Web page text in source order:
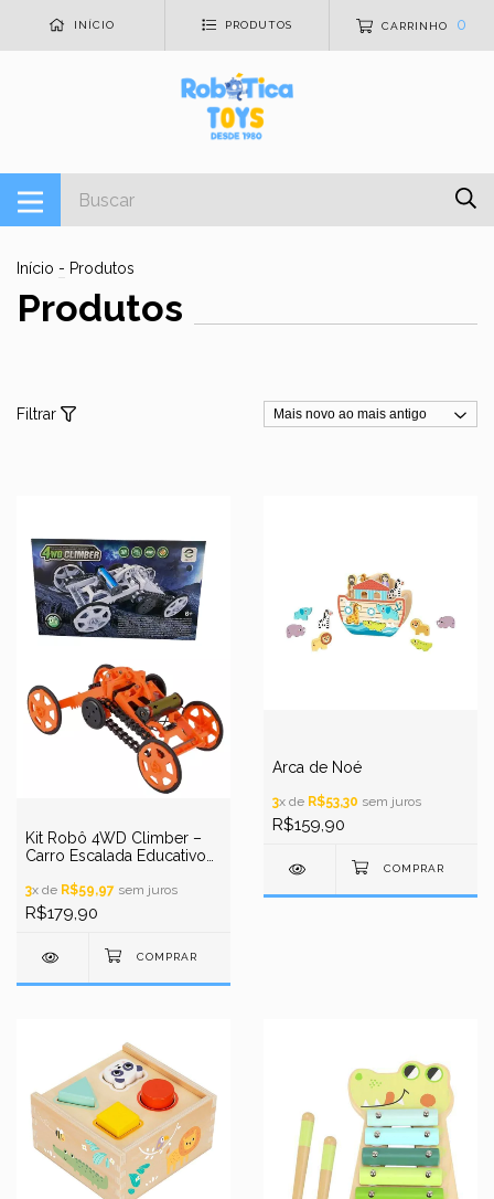
INÍCIO PRODUTOS CARRINHO 0
Início - Produtos
Produtos
Filtrar
Kit Robô 4WD Climber –
Carro Escalada Educativo
3x de R$59,97 sem juros
R$179,90
Arca de Noé
3x de R$53,30 sem juros
R$159,90